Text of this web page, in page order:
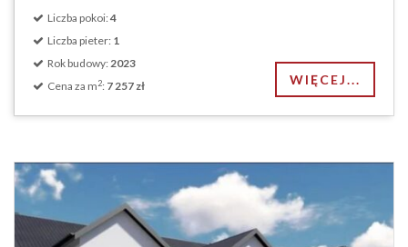
Liczba pokoi:4
Liczba pieter: 1
Rok budowy:2023
Cena za m2: 7 257 zł WIĘCEJ...